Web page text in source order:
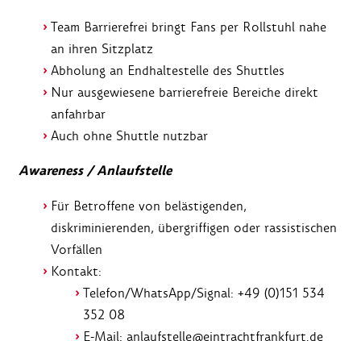
Team Barrierefrei bringt Fans per Rollstuhl nahe
an ihren Sitzplatz
Abholung an Endhaltestelle des Shuttles
Nur ausgewiesene barrierefreie Bereiche direkt
anfahrbar
Auch ohne Shuttle nutzbar
Awareness / Anlaufstelle
Für Betroffene von belästigenden,
diskriminierenden, übergriffigen oder rassistischen
Vorfällen
Kontakt:
Telefon/WhatsApp/Signal: +49 (0)151 534
352 08
E-Mail: anlaufstelle@eintrachtfrankfurt.de